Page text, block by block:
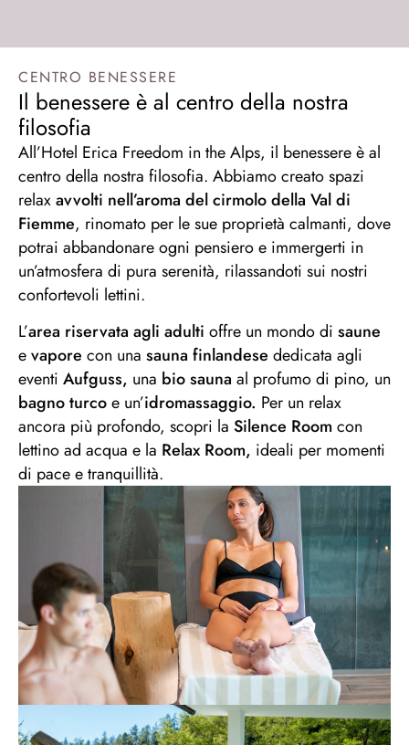
CENTRO BENESSERE
Il benessere è al centro della nostra
filosofia
All’Hotel Erica Freedom in the Alps, il benessere è al
centro della nostra filosofia. Abbiamo creato spazi
relaxavvolti nell’aroma del cirmolo della Val di
Fiemme, rinomato per le sue proprietà calmanti, dove
potrai abbandonare ogni pensiero e immergerti in
un’atmosfera di pura serenità, rilassandoti sui nostri
confortevoli lettini.
L’area riservata agli adulti offre un mondo di saune
evapore con una sauna finlandese dedicata agli
eventi Aufguss, una bio sauna al profumo di pino, un
bagno turcoe un’idromassaggio. Per un relax
ancora più profondo, scopri la Silence Room con
lettino ad acqua e la Relax Room, ideali per momenti
di pace e tranquillità.